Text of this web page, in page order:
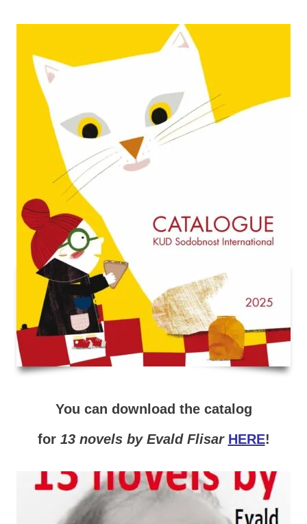
You can download the catalog
for 13 novels by Evald Flisar HERE!